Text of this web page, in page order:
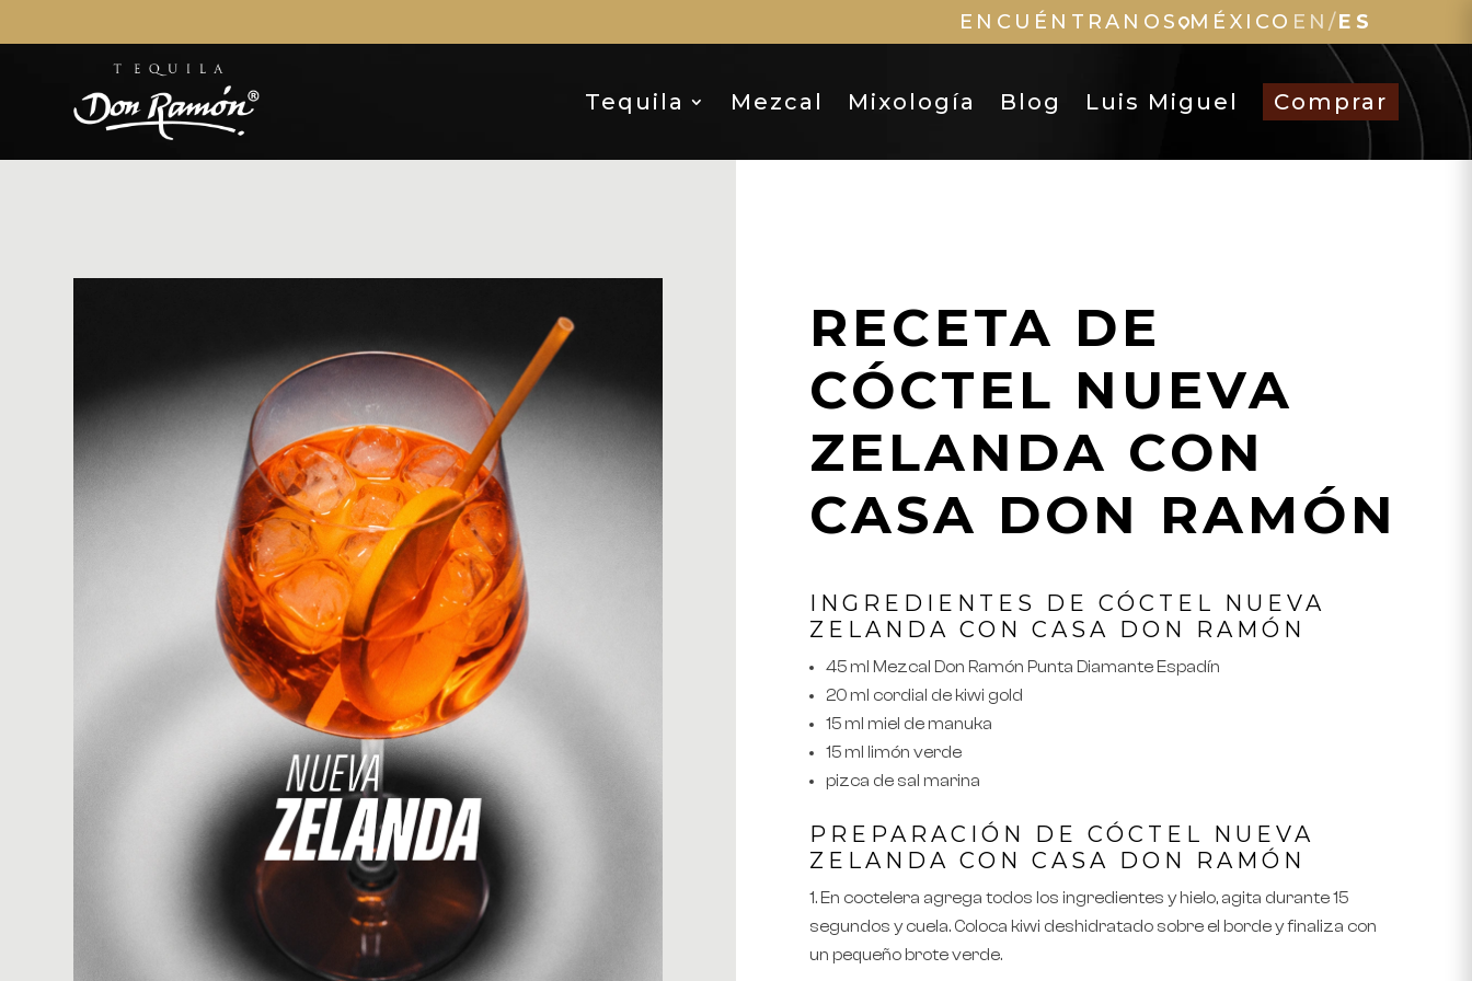
ENCUÉNTRANOS MÉXICO EN/ES
Tequila Mezcal Mixología Blog Luis Miguel Comprar
RECETA DE
CÓCTEL NUEVA
ZELANDA CON
CASA DON RAMÓN
INGREDIENTES DE CÓCTEL NUEVA
ZELANDA CON CASA DON RAMÓN
45 ml Mezcal Don Ramón Punta Diamante Espadín
20 ml cordial de kiwi gold
15 ml miel de manuka
15 ml limón verde
pizca de sal marina
PREPARACIÓN DE CÓCTEL NUEVA
ZELANDA CON CASA DON RAMÓN
En coctelera agrega todos los ingredientes y hielo, agita durante 15
segundos y cuela. Coloca kiwi deshidratado sobre el borde y finaliza con
un pequeño brote verde.